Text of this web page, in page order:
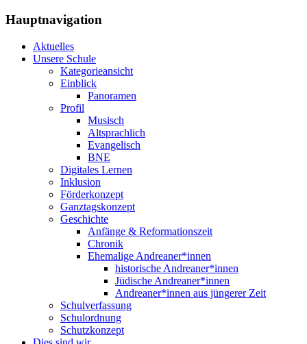
Hauptnavigation
Aktuelles
Unsere Schule
Kategorieansicht
Einblick
Panoramen
Profil
Musisch
Altsprachlich
Evangelisch
BNE
Digitales Lernen
Inklusion
Förderkonzept
Ganztagskonzept
Geschichte
Anfänge & Reformationszeit
Chronik
Ehemalige Andreaner*innen
historische Andreaner*innen
Jüdische Andreaner*innen
Andreaner*innen aus jüngerer Zeit
Schulverfassung
Schulordnung
Schutzkonzept